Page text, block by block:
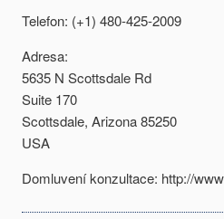
Telefon: (+1) 480-425-2009
Adresa:
5635 N Scottsdale Rd
Suite 170
Scottsdale, Arizona 85250
USA
Domluvení konzultace: http://